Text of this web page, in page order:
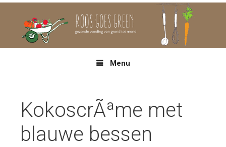
Menu
KokoscrÃªme met
blauwe bessen